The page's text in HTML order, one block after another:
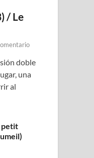
/ Le
doble
una
al
petit